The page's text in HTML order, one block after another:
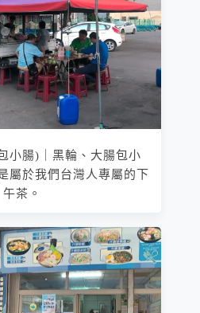
小腸)｜黑輪、大腸包小
屬於我們台灣人專屬的下
午茶。